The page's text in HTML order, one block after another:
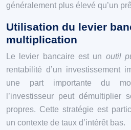
généralement plus élevé qu’un
Utilisation du levier
multiplication
Le levier bancaire est un outil
rentabilité d’un investissement
une part importante du
l’investisseur peut démultiplier
propres. Cette stratégie est
un contexte de taux d’intérêt bas.